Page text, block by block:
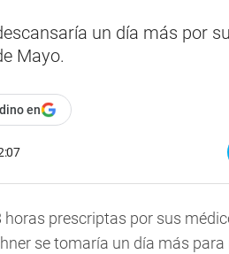
un día más por
Mayo.
en
horas prescriptas por sus
se tomaría un día más